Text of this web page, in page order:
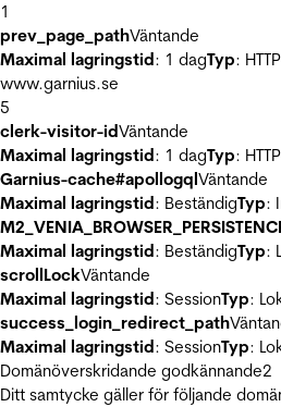
1
prev_page_pathVäntande
Maximal lagringstid: 1 dagTyp:
www.garnius.se
5
clerk-visitor-idVäntande
Maximal lagringstid: 1 dagTyp:
Garnius-cache#apollogqlVäntande
Maximal lagringstid: BeständigTyp:
Maximal lagringstid: BeständigTyp:
scrollLockVäntande
Maximal lagringstid: SessionTyp:
success_login_redirect_path
Maximal lagringstid: SessionTyp:
Domänöverskridande godkännande2
Ditt samtycke gäller för följande